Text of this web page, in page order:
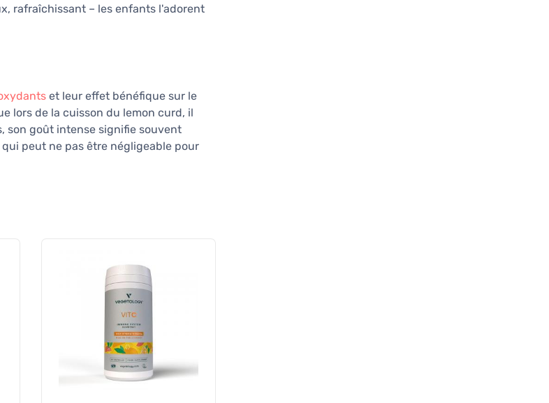
rafraîchissant – les enfants l'adorent
et leur effet bénéfique sur le
lors de la cuisson du lemon curd, il
son goût intense signifie souvent
peut ne pas être négligeable pour